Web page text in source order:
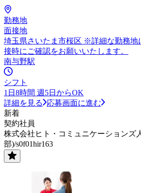
勤務地
面接地
埼玉県さいたま市桜区 ※詳細な勤務地
接時にご確認をお願いいたします。
南与野駅
シフト
1日8時間 週5日からOK
詳細を見る
応募画面に進む
新着
契約社員
株式会社ヒト・コミュニケーションズ
部)/s0f01hir163